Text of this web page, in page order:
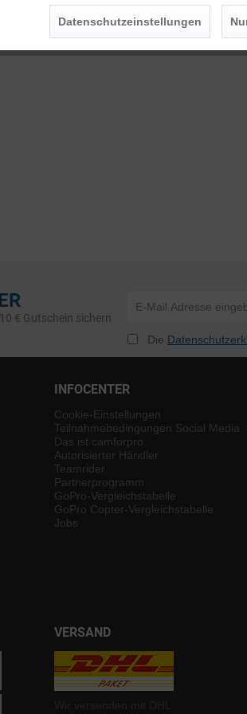
€ Gutschein sichern
Die
INFOCENTER
Cookie-Einstellungen
Teilnahmebedingungen Social Media
Das ist camforpro
Autorisierter Händler
Teamrider
Partnerprogramm
GoPro-Vergleichstabelle
GoPro Copter-Vergleichstabelle
Jobs
VERSAND
Datenschutzeinstellungen